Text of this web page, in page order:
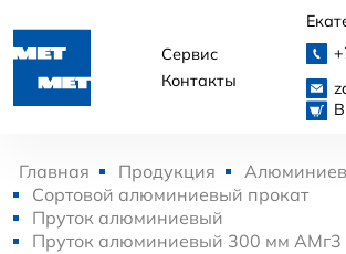
Сервис
Контакты
Главная Продукция
Сортовой алюминиевый прокат
Пруток алюминиевый
Пруток алюминиевый 300 мм АМг3